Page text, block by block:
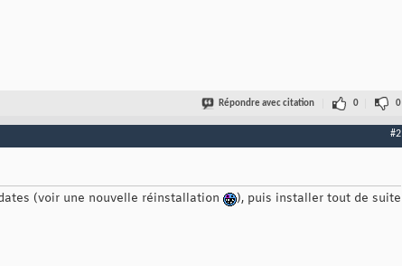
Répondre avec citation 0 0
#2
(voir une nouvelle réinstallation
), puis installer tout de suite